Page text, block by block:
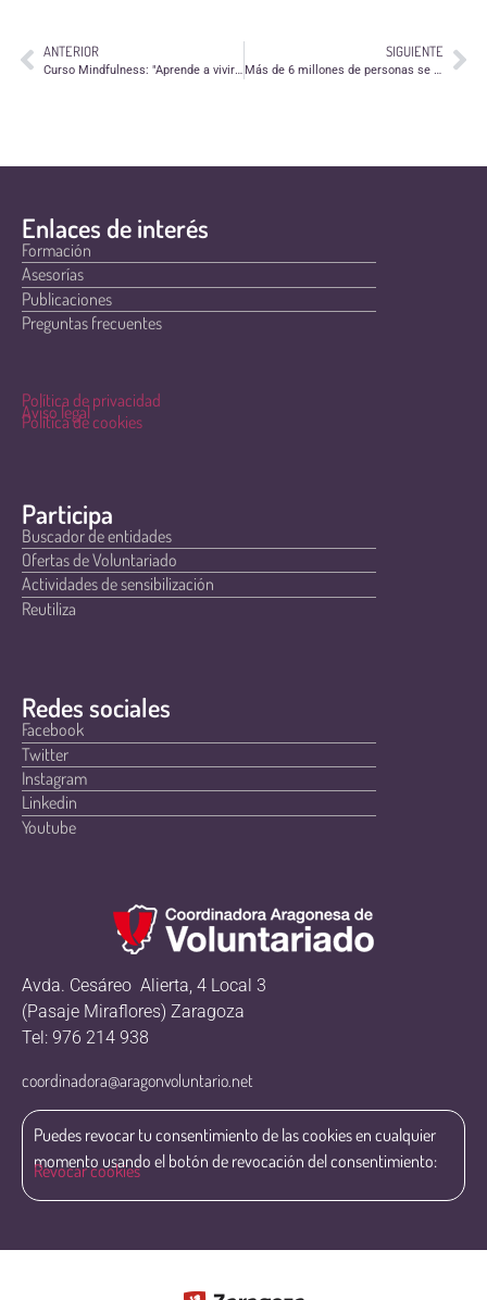
ANTERIOR
Curso Mindfulness: "Aprende a vivir plenamente de Asapme"
SIGUIENTE
Más de 6 millones de personas se benefician de proyectos sociales gracias a la "X Solidaria"
Enlaces de interés
Formación
Asesorías
Publicaciones
Preguntas frecuentes
Política de privacidad
Aviso legal
Política de cookies
Participa
Buscador de entidades
Ofertas de Voluntariado
Actividades de sensibilización
Reutiliza
Redes sociales
Facebook
Twitter
Instagram
Linkedin
Youtube
Avda. Cesáreo Alierta, 4 Local 3
(Pasaje Miraflores) Zaragoza
Tel: 976 214 938
coordinadora@aragonvoluntario.net
Puedes revocar tu consentimiento de las cookies en cualquier
momento usando el botón de revocación del consentimiento:
Revocar cookies